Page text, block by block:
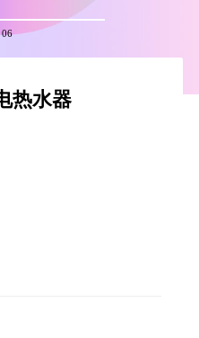
06
热水器